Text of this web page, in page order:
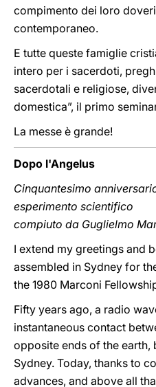
compimento dei loro
contemporaneo.
E tutte queste famiglie
intero per i sacerdoti,
sacerdotali e religiose,
domestica”, il primo
La messe è grande!
Dopo l'Angelus
Cinquantesimo
esperimento scientifico
compiuto da Guglielmo
I extend my greetings and
assembled in Sydney for
the 1980 Marconi
Fifty years ago, a radio
instantaneous contact
opposite ends of the earth,
Sydney. Today, thanks to
advances, and above all